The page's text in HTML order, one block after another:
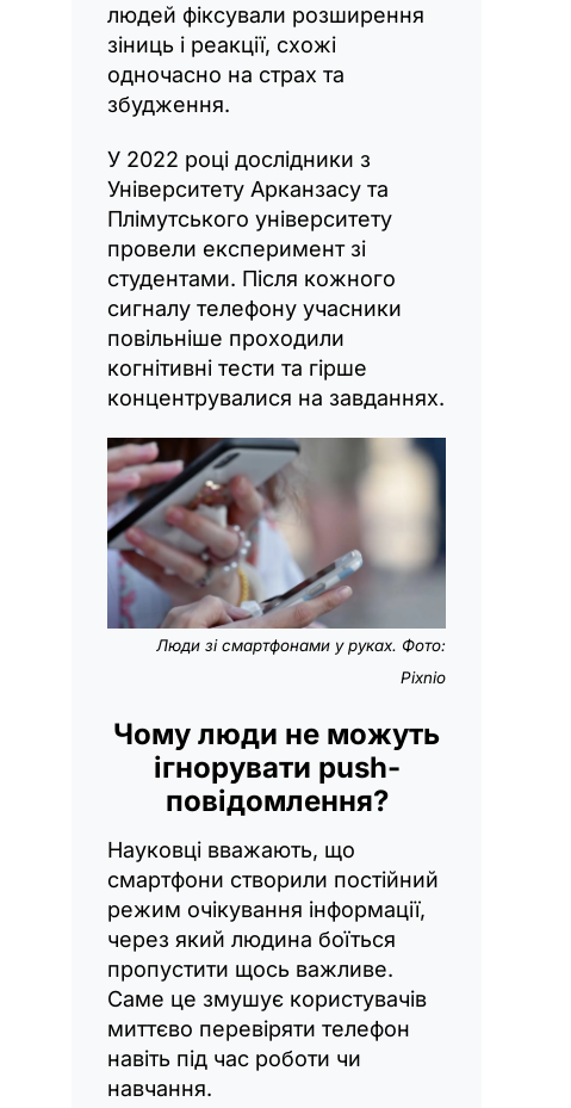
людей фіксували розширення
зіниць і реакції, схожі
одночасно на страх та
збудження.
У 2022 році дослідники з
Університету Арканзасу та
Плімутського університету
провели експеримент зі
студентами. Після кожного
сигналу телефону учасники
повільніше проходили
когнітивні тести та гірше
концентрувалися на завданнях.
Люди зі смартфонами у руках. Фото:
Pixnio
Чому люди не можуть
ігнорувати push-
повідомлення?
Науковці вважають, що
смартфони створили постійний
режим очікування інформації,
через який людина боїться
пропустити щось важливе.
Саме це змушує користувачів
миттєво перевіряти телефон
навіть під час роботи чи
навчання.